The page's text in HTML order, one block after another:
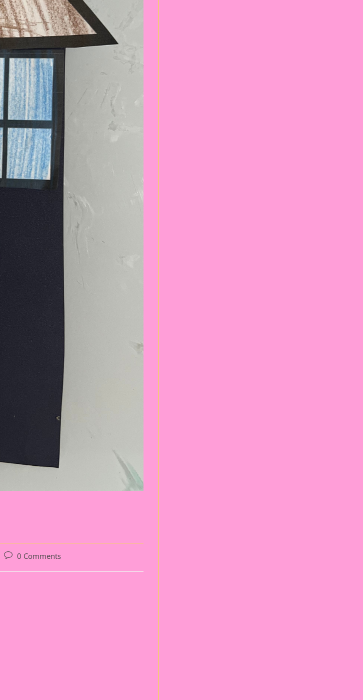
Post0 Comments